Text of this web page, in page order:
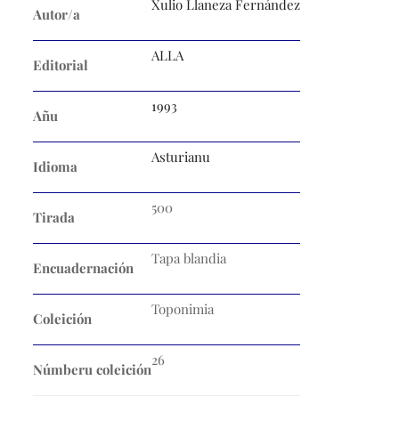
Autor/a
Xulio Llaneza Fernández
Editorial
ALLA
Añu
1993
Idioma
Asturianu
Tirada
500
Encuadernación
Tapa blandia
Coleición
Toponimia
Númberu coleición
26